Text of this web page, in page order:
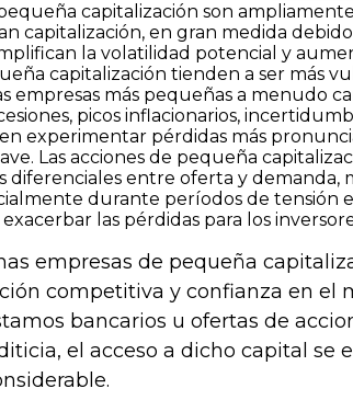
capitalización son
capitalización, en gran medida
la volatilidad potencial y
capitalización tienden a ser más
empresas más pequeñas a menudo
picos inflacionarios,
experimentar pérdidas más
Las acciones de pequeña
diferenciales entre oferta y demanda,
durante períodos de
las pérdidas para los
empresas de pequeña
competitiva y confianza en
bancarios u ofertas de
el acceso a dicho capital se